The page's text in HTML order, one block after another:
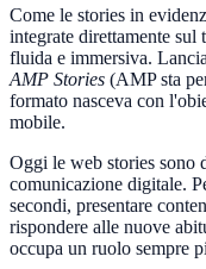
Come le stories in
integrate direttamente sul
fluida e immersiva.
AMP Stories (AMP sta
formato nasceva con
mobile.
Oggi le web stories sono
comunicazione digitale.
secondi, presentare
rispondere alle nuove
occupa un ruolo sempre